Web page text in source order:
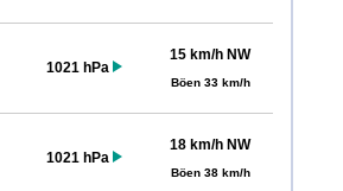
1021 hPa
15 km/h NW
Böen 33 km/h
1021 hPa
18 km/h NW
Böen 38 km/h